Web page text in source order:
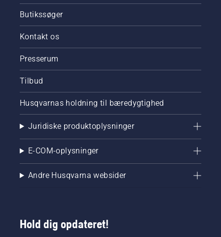
Butikssøger
Kontakt os
Presserum
Tilbud
Husqvarnas holdning til bæredygtighed
Juridiske produktoplysninger
E-COM-oplysninger
Andre Husqvarna websider
Hold dig opdateret!